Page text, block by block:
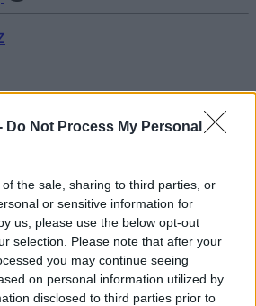
Do Not Process My Personal
the sale, sharing to third parties, or
or sensitive information for
us, please use the below opt-out
selection. Please note that after your
you may continue seeing
on personal information utilized by
disclosed to third parties prior to
#cukorbetegség
#vérnyomás #stroke#rákbetegség
#ekcéma#herpesz